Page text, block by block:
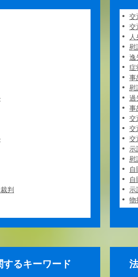
判
交
交
慰
逸
症
事
慰
過
事
交
交
交
示
慰
示
物
するキーワード